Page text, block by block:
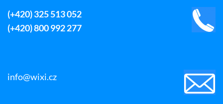
(+420) 325 513 052
(+420) 800 992 277
info@wixi.cz